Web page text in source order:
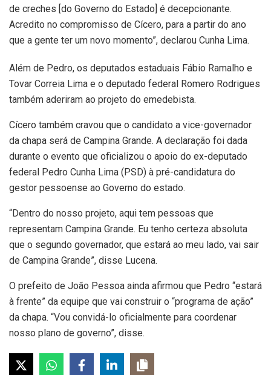
de creches [do Governo do Estado] é decepcionante.
Acredito no compromisso de Cícero, para a partir do ano
que a gente ter um novo momento”, declarou Cunha Lima.
Além de Pedro, os deputados estaduais Fábio Ramalho e
Tovar Correia Lima e o deputado federal Romero Rodrigues
também aderiram ao projeto do emedebista.
Cícero também cravou que o candidato a vice-governador
da chapa será de Campina Grande. A declaração foi dada
durante o evento que oficializou o apoio do ex-deputado
federal Pedro Cunha Lima (PSD) à pré-candidatura do
gestor pessoense ao Governo do estado.
“Dentro do nosso projeto, aqui tem pessoas que
representam Campina Grande. Eu tenho certeza absoluta
que o segundo governador, que estará ao meu lado, vai sair
de Campina Grande”, disse Lucena.
O prefeito de João Pessoa ainda afirmou que Pedro “estará
à frente” da equipe que vai construir o “programa de ação”
da chapa. “Vou convidá-lo oficialmente para coordenar
nosso plano de governo”, disse.